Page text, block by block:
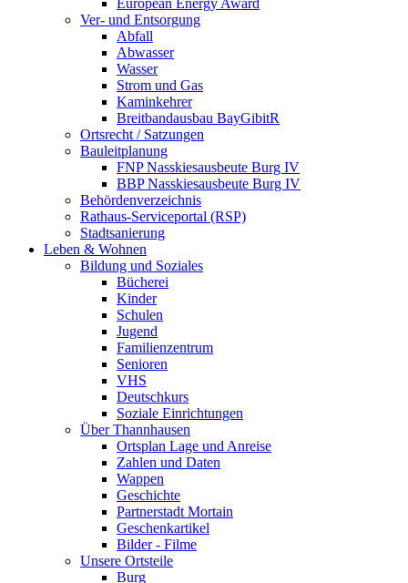
European Energy Award
Ver- und Entsorgung
Abfall
Abwasser
Wasser
Strom und Gas
Kaminkehrer
Breitbandausbau BayGibitR
Ortsrecht / Satzungen
Bauleitplanung
FNP Nasskiesausbeute Burg IV
BBP Nasskiesausbeute Burg IV
Behördenverzeichnis
Rathaus-Serviceportal (RSP)
Stadtsanierung
Leben & Wohnen
Bildung und Soziales
Bücherei
Kinder
Schulen
Jugend
Familienzentrum
Senioren
VHS
Deutschkurs
Soziale Einrichtungen
Über Thannhausen
Ortsplan Lage und Anreise
Zahlen und Daten
Wappen
Geschichte
Partnerstadt Mortain
Geschenkartikel
Bilder - Filme
Unsere Ortsteile
Burg